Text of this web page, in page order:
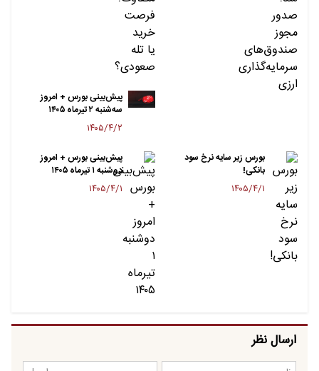
پیش‌بینی بورس + امروز
سه‌شنبه ۲ تیرماه ۱۴۰۵
۱۴۰۵/۴/۲
بورس زیر سایه نرخ سود
بانکی!
۱۴۰۵/۴/۱
پیش‌بینی بورس + امروز
دوشنبه ۱ تیرماه ۱۴۰۵
۱۴۰۵/۴/۱
ارسال نظر